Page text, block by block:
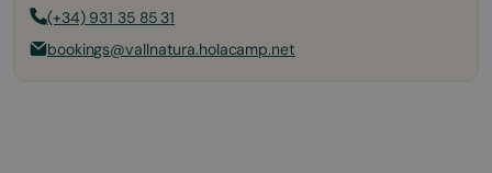
(+34) 931 35 85 31
bookings@vallnatura.holacamp.net